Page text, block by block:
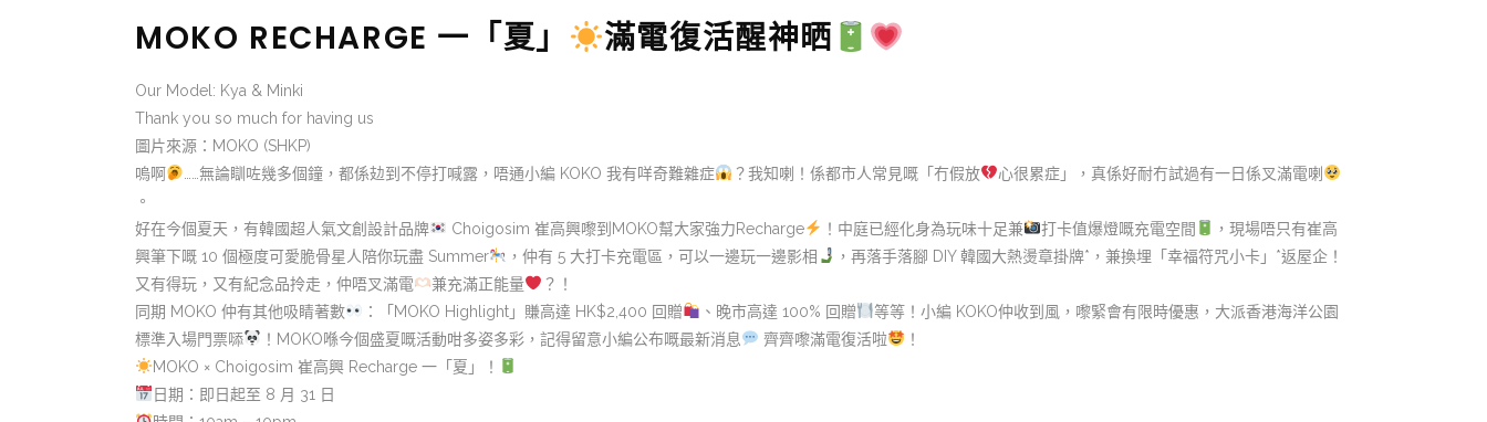
MOKO RECHARGE 一「夏」 滿電復活醒神晒
Our Model: Kya & Minki
Thank you so much for having us
圖片來源：MOKO (SHKP)
嗚啊
……無論瞓咗幾多個鐘，都係攰到不停打喊露，唔通小編 KOKO 我有咩奇難雜症 ？我知喇！係都市人常見嘅「冇假放
心很累症」，真係好耐冇試過有一日係叉滿電喇
。
好在今個夏天，有韓國超人氣文創設計品牌
Choigosim 崔高興嚟到MOKO幫大家強力Recharge ！中庭已經化身為玩味十足兼 打卡值爆燈嘅充電空間
，現場唔只有崔高
興筆下嘅 10 個極度可愛脆骨星人陪你玩盡 Summer
，仲有 5 大打卡充電區，可以一邊玩一邊影相
，再落手落腳 DIY 韓國大熱燙章掛牌*，兼換埋「幸福符咒小卡」*返屋企！
又有得玩，又有紀念品拎走，仲唔叉滿電
兼充滿正能量
？！
同期 MOKO 仲有其他吸睛著數
：「MOKO Highlight」賺高達 HK$2,400 回贈 、晚市高達 100% 回贈
等等！小編 KOKO仲收到風，嚟緊會有限時優惠，大派香港海洋公園
標準入場門票𠻹
！MOKO喺今個盛夏嘅活動咁多姿多彩，記得留意小編公布嘅最新消息 齊齊嚟滿電復活啦
！
MOKO × Choigosim 崔高興 Recharge 一「夏」！
日期：即日起至 8 月 31 日